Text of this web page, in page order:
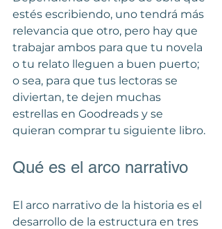
estés escribiendo, uno tendrá más
relevancia que otro, pero hay que
trabajar ambos para que tu novela
o tu relato lleguen a buen puerto;
o sea, para que tus lectoras se
diviertan, te dejen muchas
estrellas en Goodreads y se
quieran comprar tu siguiente libro.
Qué es el arco narrativo
El arco narrativo de la historia es el
desarrollo de la estructura en tres